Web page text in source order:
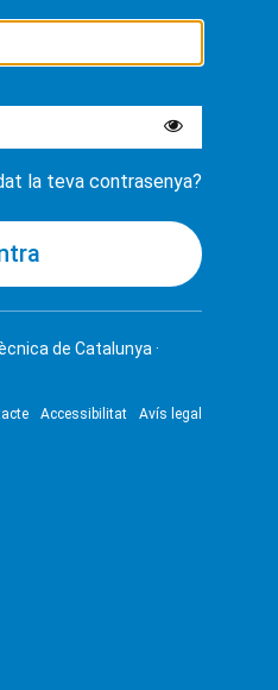
la teva contrasenya?
de Catalunya ·
Accessibilitat Avís legal